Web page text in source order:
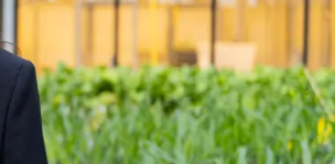
ВХІД
ЗАРЕЄСТРУВАТИСЯ